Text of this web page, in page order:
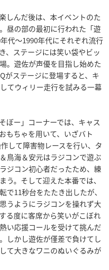
しんだ後は、本イベントのた
昼の部の最初に行われた「遊
代〜1990年代にそれぞれ流行
、ステージには笑い袋やビッ
。遊佐が声優を目指し始めた
がステージに登場すると、キ
てウィリー走行を試みる一幕
ぼー」コーナーでは、キャス
もちゃを用いて、いざバト
して障害物レースを行い、タ
鳥海＆安元はラジコンで遊ぶ
ジコン初心者だったため、練
う。そして迎えた本番では、
で11秒台をたたき出したが、
うようにラジコンを操れず大
る度に客席から笑いがこぼれ
い応援コールを受けて挑んだ
しかし遊佐が僅差で負けてし
て大きなワニのぬいぐるみが